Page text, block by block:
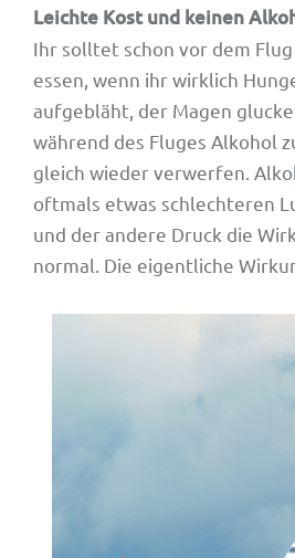
Leichte Kost und keinen
Ihr solltet schon vor dem
essen, wenn ihr wirklich
aufgebläht, der Magen
während des Fluges Alkohol
gleich wieder verwerfen.
oftmals etwas schlechteren
und der andere Druck die
normal. Die eigentliche